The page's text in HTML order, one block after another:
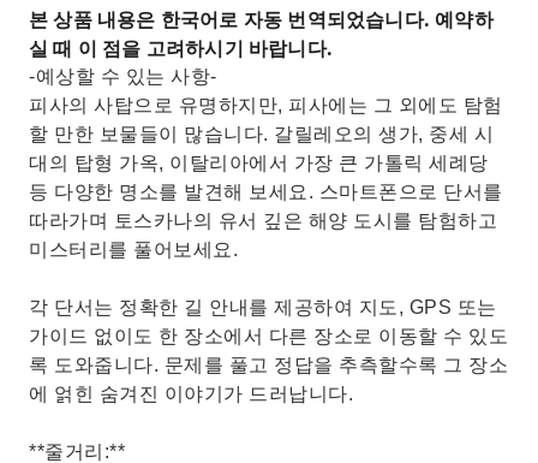
본 상품 내용은 한국어로 자동 번역되었습니다. 예약하
실 때 이 점을 고려하시기 바랍니다.
-예상할 수 있는 사항-
피사의 사탑으로 유명하지만, 피사에는 그 외에도 탐험
할 만한 보물들이 많습니다. 갈릴레오의 생가, 중세 시
대의 탑형 가옥, 이탈리아에서 가장 큰 가톨릭 세례당
등 다양한 명소를 발견해 보세요. 스마트폰으로 단서를
따라가며 토스카나의 유서 깊은 해양 도시를 탐험하고
미스터리를 풀어보세요.
각 단서는 정확한 길 안내를 제공하여 지도, GPS 또는
가이드 없이도 한 장소에서 다른 장소로 이동할 수 있도
록 도와줍니다. 문제를 풀고 정답을 추측할수록 그 장소
에 얽힌 숨겨진 이야기가 드러납니다.
**줄거리:**